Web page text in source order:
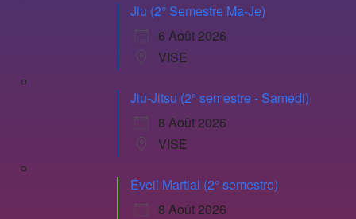
Jiu (2° Semestre Ma-Je)
6 Août 2026
VISE
Jiu-Jitsu (2° semestre - Samedi)
8 Août 2026
VISE
Éveil Martial (2° semestre)
8 Août 2026